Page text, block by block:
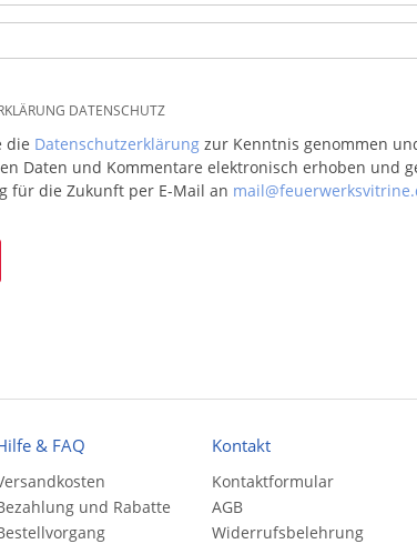
DATENSCHUTZ
die Datenschutzerklärungzur Kenntnis genommen
Daten und Kommentare elektronisch erhoben und
für die Zukunft per E-Mail an
& FAQ
und Rabatte
Kontakt
Kontaktformular
AGB
Widerrufsbelehrung